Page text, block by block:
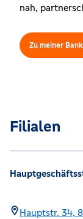
nah,
Zu meiner Bank
Filialen
Hauptstr. 34,